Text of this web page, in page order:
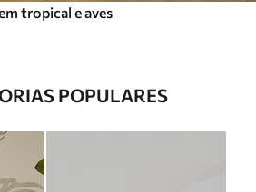
tropical e aves
POPULARES